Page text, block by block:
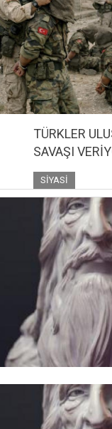
TÜRKLER
SAVAŞI
SIYASI